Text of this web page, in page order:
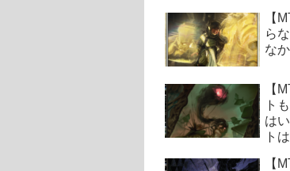
【
ら
な
【
ト
は
ト
【